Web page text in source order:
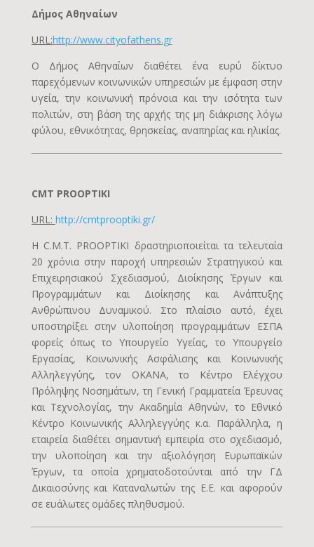
Δήμος Αθηναίων
URL:http://www.cityofathens.gr
Ο Δήμος Αθηναίων διαθέτει ένα ευρύ δίκτυο
παρεχόμενων κοινωνικών υπηρεσιών με έμφαση στην
υγεία, την κοινωνική πρόνοια και την ισότητα των
πολιτών, στη βάση της αρχής της μη διάκρισης λόγω
φύλου, εθνικότητας, θρησκείας, αναπηρίας και ηλικίας.
CMT PROOPTIKI
URL: http://cmtprooptiki.gr/
Η C.M.T. PROOPTIKI δραστηριοποιείται τα τελευταία
20 χρόνια στην παροχή υπηρεσιών Στρατηγικού και
Επιχειρησιακού Σχεδιασμού, Διοίκησης Έργων και
Προγραμμάτων και Διοίκησης και Ανάπτυξης
Ανθρώπινου Δυναμικού. Στο πλαίσιο αυτό, έχει
υποστηρίξει στην υλοποίηση προγραμμάτων ΕΣΠΑ
φορείς όπως το Υπουργείο Υγείας, το Υπουργείο
Εργασίας, Κοινωνικής Ασφάλισης και Κοινωνικής
Αλληλεγγύης, τον ΟΚΑΝΑ, το Κέντρο Ελέγχου
Πρόληψης Νοσημάτων, τη Γενική Γραμματεία Έρευνας
και Τεχνολογίας, την Ακαδημία Αθηνών, το Εθνικό
Κέντρο Κοινωνικής Αλληλεγγύης κ.α. Παράλληλα, η
εταιρεία διαθέτει σημαντική εμπειρία στο σχεδιασμό,
την υλοποίηση και την αξιολόγηση Ευρωπαϊκών
Έργων, τα οποία χρηματοδοτούνται από την ΓΔ
Δικαιοσύνης και Καταναλωτών της Ε.Ε. και αφορούν
σε ευάλωτες ομάδες πληθυσμού.